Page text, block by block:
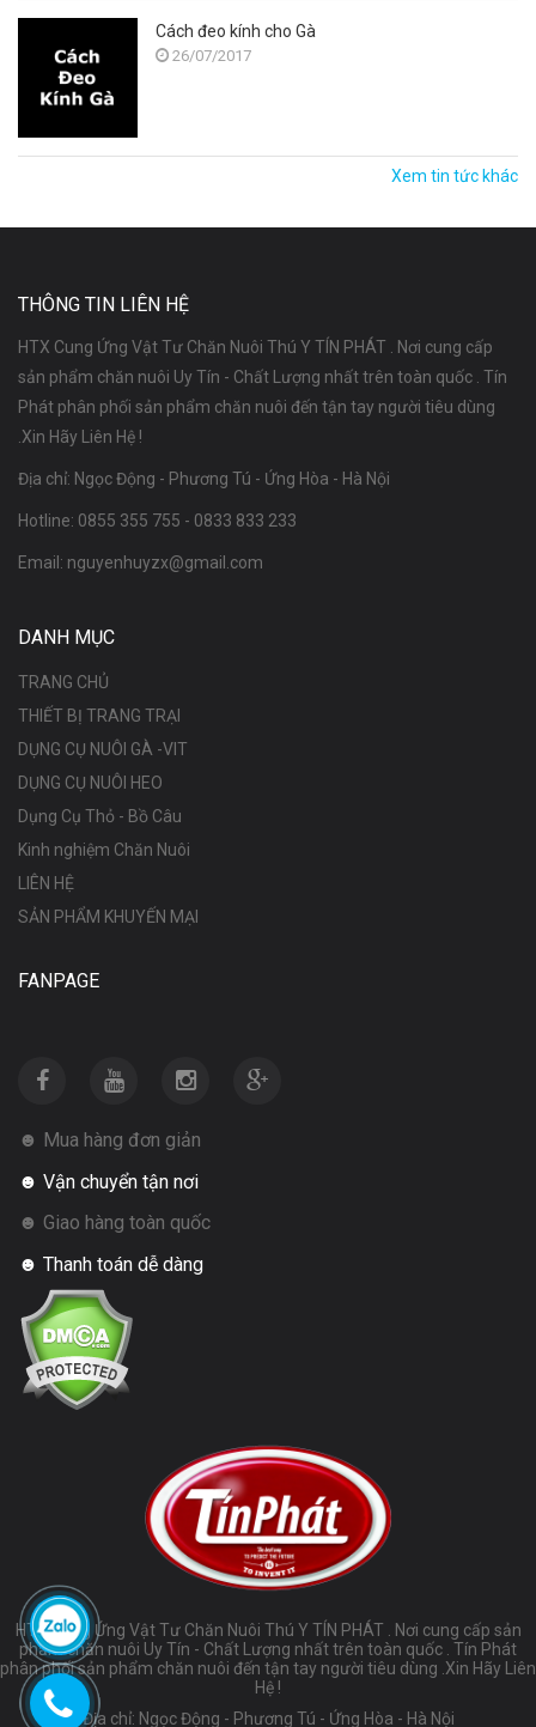
Cách đeo kính cho Gà
26/07/2017
Xem tin tức khác
THÔNG TIN LIÊN HỆ
HTX Cung Ứng Vật Tư Chăn Nuôi Thú Y TÍN PHÁT . Nơi cung cấp
sản phẩm chăn nuôi Uy Tín - Chất Lượng nhất trên toàn quốc . Tín
Phát phân phối sản phẩm chăn nuôi đến tận tay người tiêu dùng
.Xin Hãy Liên Hệ !
Địa chỉ: Ngọc Động - Phương Tú - Ứng Hòa - Hà Nội
Hotline: 0855 355 755 - 0833 833 233
Email: nguyenhuyzx@gmail.com
DANH MỤC
TRANG CHỦ
THIẾT BỊ TRANG TRẠI
DỤNG CỤ NUÔI GÀ -VIT
DỤNG CỤ NUÔI HEO
Dụng Cụ Thỏ - Bồ Câu
Kinh nghiệm Chăn Nuôi
LIÊN HỆ
SẢN PHẨM KHUYẾN MẠI
FANPAGE
☻ Mua hàng đơn giản
☻ Vận chuyển tận nơi
☻ Giao hàng toàn quốc
☻ Thanh toán dễ dàng
HTX Cung Ứng Vật Tư Chăn Nuôi Thú Y TÍN PHÁT . Nơi cung cấp sản
phẩm chăn nuôi Uy Tín - Chất Lượng nhất trên toàn quốc . Tín Phát
phân phối sản phẩm chăn nuôi đến tận tay người tiêu dùng .Xin Hãy Liên
Hệ !
Địa chỉ: Ngọc Động - Phương Tú - Ứng Hòa - Hà Nội